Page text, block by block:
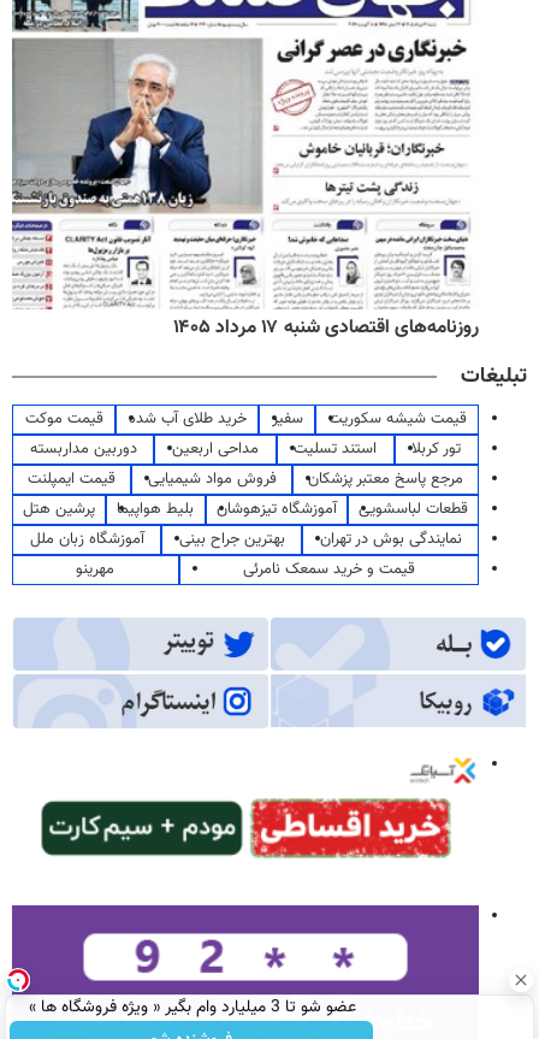
روزنامه‌های اقتصادی شنبه ۱۷ مرداد ۱۴۰۵
تبلیغات
قیمت شیشه سکوریت سفیر خرید طلای آب شده
قیمت موکت
تور کربلا
استند تسلیت مداحی اربعین
دوربین مداربسته
مرجع پاسخ معتبر پزشکان
فروش مواد شیمیایی
قیمت ایمپلنت
قطعات لباسشویی
آموزشگاه تیزهوشان بلیط هواپیما
پرشین هتل
نمایندگی بوش در تهران
بهترین جراح بینی
آموزشگاه زبان ملل
قیمت و خرید سمعک نامرئی
مهرینو
عضو شو تا 3 میلیارد وام بگیر « ویژه فروشگاه ها »